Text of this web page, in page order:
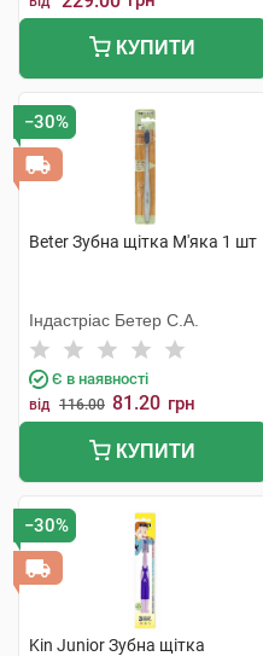
КУПИТИ
−30%
Beter Зубна щітка М'яка 1 шт
Індастріас Бетер С.А.
Є в наявності
від 116.00 81.20 грн
КУПИТИ
−30%
Kin Junior Зубна щітка